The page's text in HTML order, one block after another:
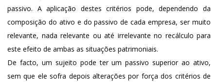
passivo. A aplicação destes critérios pode, dependendo da
composição do ativo e do passivo de cada empresa, ser muito
relevante, nada relevante ou até irrelevante no recálculo para
este efeito de ambas as situações patrimoniais.
De facto, um sujeito pode ter um passivo superior ao ativo,
sem que ele sofra depois alterações por força dos critérios de